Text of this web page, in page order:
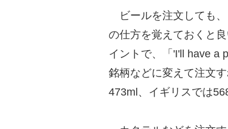
ビールを注文しても、
の仕方を覚えておくと
イントで、「'I'll have a
銘柄などに変えて注文
473ml、イギリスでは